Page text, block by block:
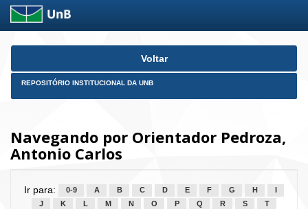
Skip
Voltar
REPOSITÓRIO INSTITUCIONAL DA UNB
Navegando por Orientador Pedroza,
Antonio Carlos
Ir para: 0-9 A B C D E F G H
J
K L M N O P Q R S
T